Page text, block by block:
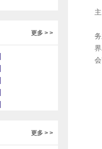
更多 > >
更多 > >